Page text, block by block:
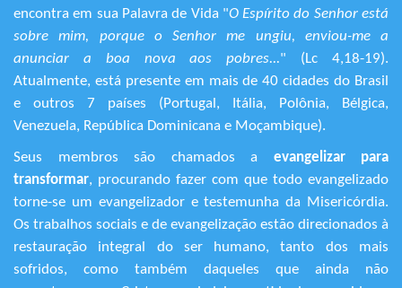
encontra em sua Palavra de Vida "O Espírito do Senhor está
sobre mim, porque o Senhor me ungiu, enviou-me a
anunciar a boa nova aos pobres..." (Lc 4,18-19).
Atualmente, está presente em mais de 40 cidades do Brasil
e outros 7 países (Portugal, Itália, Polônia, Bélgica,
Venezuela, República Dominicana e Moçambique).
Seus membros são chamados a evangelizar para
transformar, procurando fazer com que todo evangelizado
torne-se um evangelizador e testemunha da Misericórdia.
Os trabalhos sociais e de evangelização estão direcionados à
restauração integral do ser humano, tanto dos mais
sofridos, como também daqueles que ainda não